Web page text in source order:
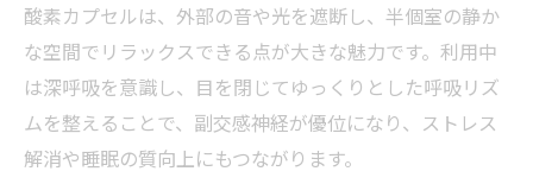
酸素カプセルは、外部の音や光を遮断し、半個室の静か
な空間でリラックスできる点が大きな魅力です。利用中
は深呼吸を意識し、目を閉じてゆっくりとした呼吸リズ
ムを整えることで、副交感神経が優位になり、ストレス
解消や睡眠の質向上にもつながります。